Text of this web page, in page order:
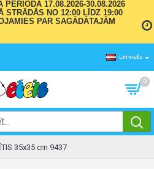
17.08.2026-30.08.2026
STRĀDĀS NO 12:00 LĪDZ 19:00
PAR SAGĀDĀTAJĀM
LATVIEŠU
0
35x35 cm 9437